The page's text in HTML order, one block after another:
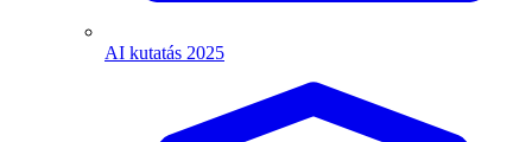
AI kutatás 2025